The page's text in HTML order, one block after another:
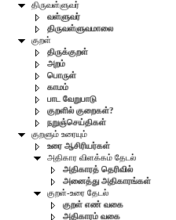
திருவள்ளுவர்
வள்ளுவர்
திருவள்ளுவமாலை
குறள்
திருக்குறள்
அறம்
பொருள்
காமம்
பாட வேறுபாடு
குறளில் குறைகள்?
நறுஞ்செய்திகள்
குறளும் உரையும்
உரை ஆசிரியர்கள்
அதிகார விளக்கம் தேடல்
அதிகாரத் தெரிவில்
அனைத்து அதிகாரங்கள்
குறள்-உரை தேடல்
குறள் எண் வகை
அதிகாரம் வகை